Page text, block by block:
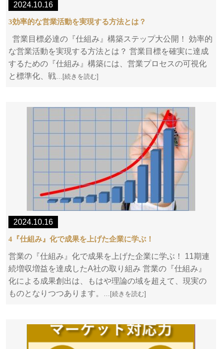
2024.10.16
3効率的な営業活動を実現する方法とは？
営業目標必達の『仕組み』構築ステップ大公開！ 効率的
な営業活動を実現する方法とは？ 営業目標を確実に達成
するための『仕組み』構築には、営業プロセスの可視化
と標準化、戦…[続きを読む]
2024.10.16
4『仕組み』化で成果を上げた企業に学ぶ！
営業の『仕組み』化で成果を上げた企業に学ぶ！ 11期連
続増収増益を達成したA社の取り組み 営業の『仕組み』
化による成果創出は、もはや理論の域を超えて、現実の
ものとなりつつあります。
…[続きを読む]